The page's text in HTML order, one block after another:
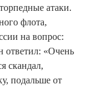
атаки.
флота,
на вопрос:
ответил: «Очень
скандал,
подальше от